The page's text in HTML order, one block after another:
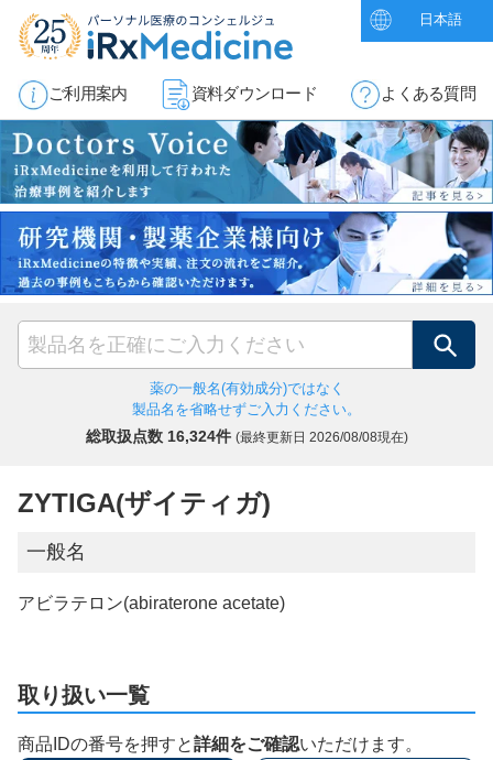
日本語
ご利用案内 資料ダウンロード よくある質問
検索
薬の一般名(有効成分)ではなく
製品名を省略せずご入力ください。
総取扱点数 16,324件 (最終更新日 2026/08/08現在)
ZYTIGA(ザイティガ)
一般名
アビラテロン(abiraterone acetate)
取り扱い一覧
商品IDの番号を押すと詳細をご確認いただけます。